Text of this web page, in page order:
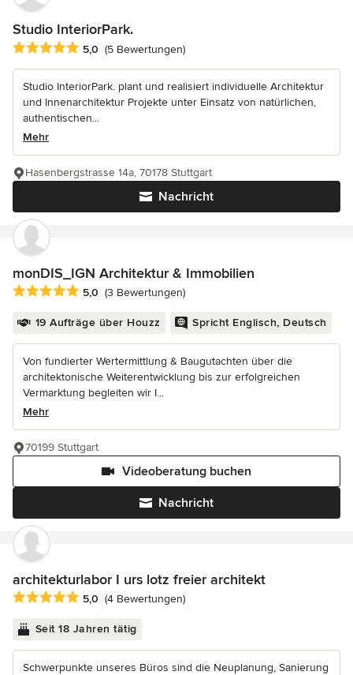
Studio InteriorPark.
Durchschnittliche Bewertung: 5 von 5 Sternen
5,0 (5 Bewertungen)
Studio InteriorPark. plant und realisiert individuelle Architektur
und Innenarchitektur Projekte unter Einsatz von natürlichen,
authentischen...
Mehr
Nachricht
Hasenbergstrasse 14a, 70178 Stuttgart
monDIS_IGN Architektur & Immobilien
Durchschnittliche Bewertung: 5 von 5 Sternen
5,0 (3 Bewertungen)
19 Aufträge über Houzz Spricht Englisch, Deutsch
Von fundierter Wertermittlung & Baugutachten über die
architektonische Weiterentwicklung bis zur erfolgreichen
Vermarktung begleiten wir I...
Mehr
Nachricht
Videoberatung buchen
70199 Stuttgart
architekturlabor I urs lotz freier architekt
Durchschnittliche Bewertung: 5 von 5 Sternen
5,0 (4 Bewertungen)
Seit 18 Jahren tätig
Schwerpunkte unseres Büros sind die Neuplanung, Sanierung